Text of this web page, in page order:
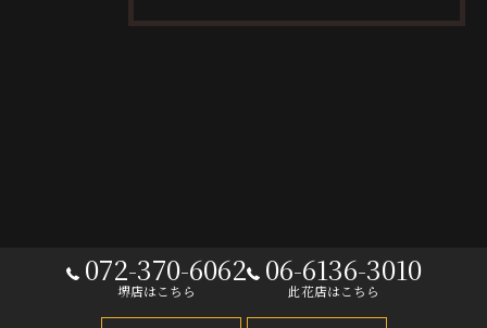
072-370-6062
堺店はこちら
06-6136-3010
此花店はこちら